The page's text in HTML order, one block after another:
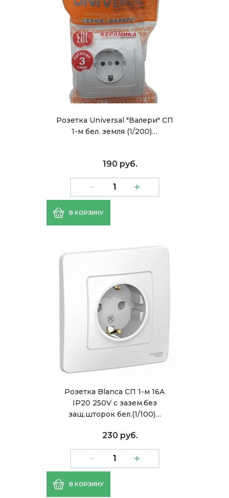
Розетка Universal "Валери" СП
1-м бел. земля (1/200)…
190 руб.
В КОРЗИНУ
Розетка Blanca СП 1-м 16A
IP20 250V с зазем.без
защ.шторок бел.(1/100)…
230 руб.
В КОРЗИНУ